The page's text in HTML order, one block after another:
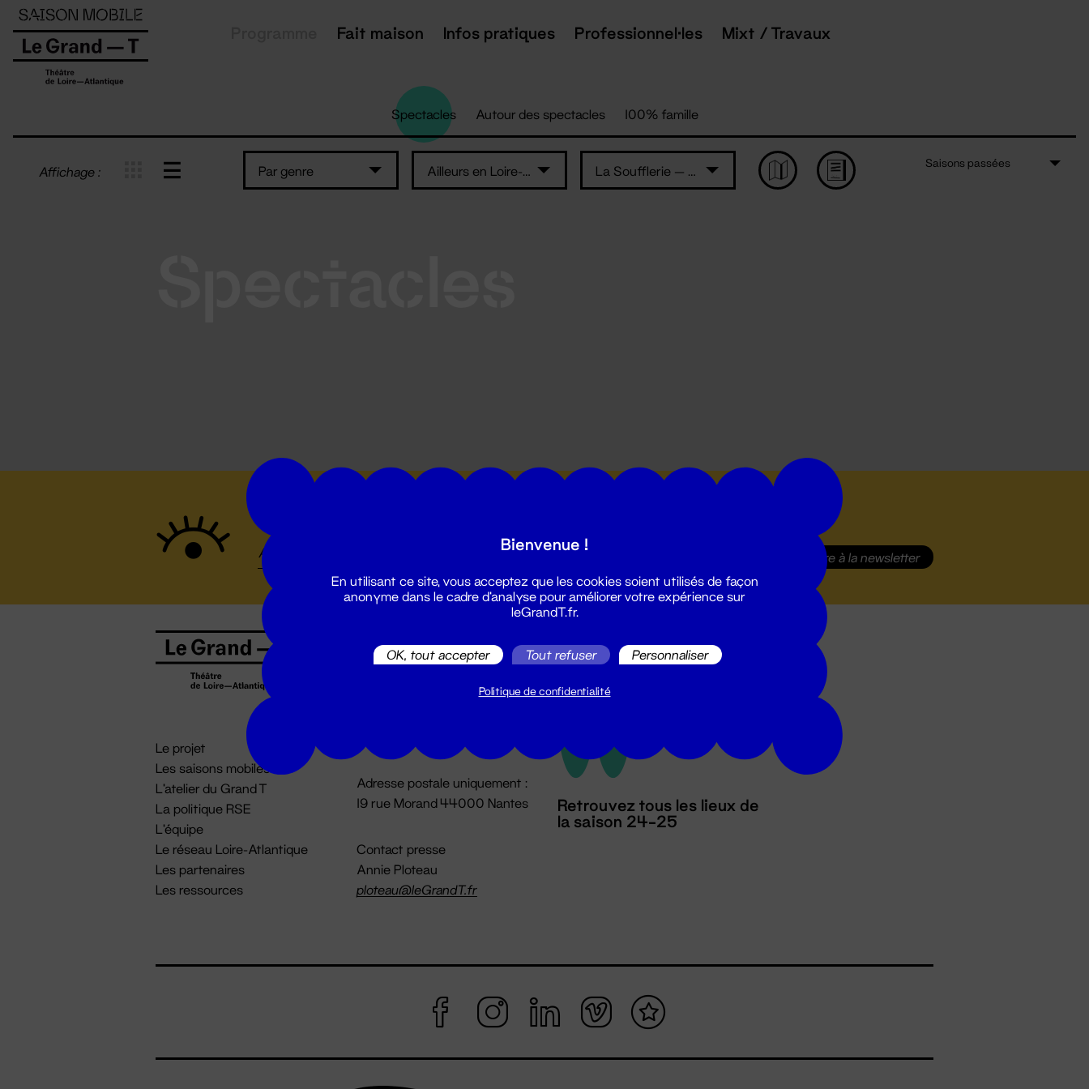
Fait maison Infos pratiques Professionnel·les Mixt / Travaux
Spectacles Autour des spectacles 100% famille
Affichage : Par genre Ailleurs en Loire-Atlantique La Soufflerie — L'Auditorium
Saisons passées
S'inscrire à la newsletter
Le projet
Les saisons mobiles
L'atelier du Grand T
La politique RSE
L'équipe
Le réseau Loire-Atlantique
Les partenaires
Les ressources
02 51 88 25 25
Du lundi au vendredi 14h → 18h
Adresse postale uniquement :
19 rue Morand 44000 Nantes
Contact presse
Annie Ploteau
ploteau@leGrandT.fr
Retrouvez tous les lieux de
la saison 24-25
Panneau de gestion des cookies
Bienvenue !
En utilisant ce site, vous acceptez que les cookies soient utilisés de façon
anonyme dans le cadre d'analyse pour améliorer votre expérience sur
leGrandT.fr.
OK, tout accepter Tout refuser Personnaliser
Politique de confidentialité